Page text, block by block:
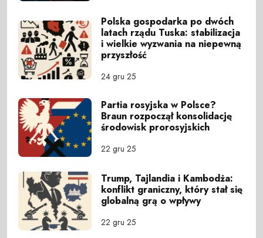
Polska gospodarka po dwóch
latach rządu Tuska: stabilizacja
i wielkie wyzwania na niepewną
przyszłość
24 gru 25
Partia rosyjska w Polsce?
Braun rozpoczął konsolidację
środowisk prorosyjskich
22 gru 25
Trump, Tajlandia i Kambodża:
konflikt graniczny, który stał się
globalną grą o wpływy
22 gru 25